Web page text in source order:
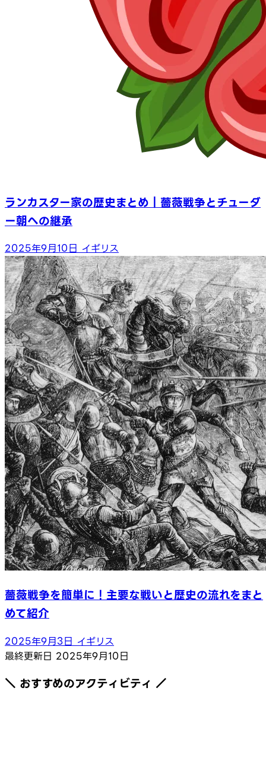
ランカスター家の歴史まとめ｜薔薇戦争とチューダ
ー朝への継承
2025年9月10日 イギリス
薔薇戦争を簡単に！主要な戦いと歴史の流れをまと
めて紹介
2025年9月3日 イギリス
最終更新日 2025年9月10日
＼ おすすめのアクティビティ ／